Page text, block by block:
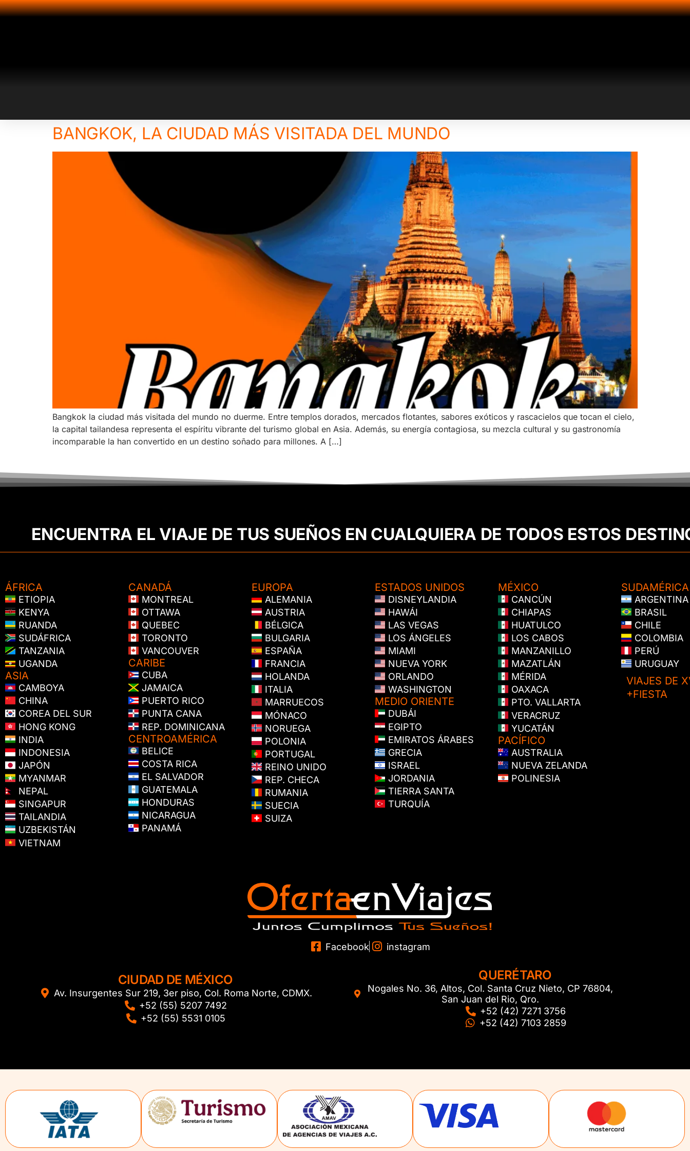
BANGKOK, LA CIUDAD MÁS VISITADA DEL MUNDO
Bangkok la ciudad más visitada del mundo no duerme. Entre templos dorados, mercados flotantes, sabores exóticos y rascacielos que tocan el cielo,
la capital tailandesa representa el espíritu vibrante del turismo global en Asia. Además, su energía contagiosa, su mezcla cultural y su gastronomía
incomparable la han convertido en un destino soñado para millones. A […]
ENCUENTRA EL VIAJE DE TUS SUEÑOS EN CUALQUIERA DE TODOS ESTOS
ÁFRICA
ETIOPIA
KENYA
RUANDA
SUDÁFRICA
TANZANIA
UGANDA
ASIA
CAMBOYA
CHINA
COREA DEL SUR
HONG KONG
INDIA
INDONESIA
JAPÓN
MYANMAR
NEPAL
SINGAPUR
TAILANDIA
UZBEKISTÁN
VIETNAM
CANADÁ
MONTREAL
OTTAWA
QUEBEC
TORONTO
VANCOUVER
CARIBE
CUBA
JAMAICA
PUERTO RICO
PUNTA CANA
REP. DOMINICANA
CENTROAMÉRICA
BELICE
COSTA RICA
EL SALVADOR
GUATEMALA
HONDURAS
NICARAGUA
PANAMÁ
EUROPA
ALEMANIA
AUSTRIA
BÉLGICA
BULGARIA
ESPAÑA
FRANCIA
HOLANDA
ITALIA
MARRUECOS
MÓNACO
NORUEGA
POLONIA
PORTUGAL
REINO UNIDO
REP. CHECA
RUMANIA
SUECIA
SUIZA
ESTADOS UNIDOS
DISNEYLANDIA
HAWÁI
LAS VEGAS
LOS ÁNGELES
MIAMI
NUEVA YORK
ORLANDO
WASHINGTON
MEDIO ORIENTE
DUBÁI
EGIPTO
EMIRATOS ÁRABES
GRECIA
ISRAEL
JORDANIA
TIERRA SANTA
TURQUÍA
MÉXICO
CANCÚN
CHIAPAS
HUATULCO
LOS CABOS
MANZANILLO
MAZATLÁN
MÉRIDA
OAXACA
PTO. VALLARTA
VERACRUZ
YUCATÁN
PACÍFICO
AUSTRALIA
NUEVA ZELANDA
POLINESIA
SUDAMÉRICA
ARGENTINA
BRASIL
CHILE
COLOMBIA
PERÚ
URUGUAY
VIAJES DE
+FIESTA
Facebook instagram
CIUDAD DE MÉXICO
Av. Insurgentes Sur 219, 3er piso, Col. Roma Norte, CDMX.
+52 (55) 5207 7492
+52 (55) 5531 0105
QUERÉTARO
Nogales No. 36, Altos, Col. Santa Cruz Nieto, CP 76804,
San Juan del Rio, Qro.
+52 (42) 7271 3756
+52 (42) 7103 2859